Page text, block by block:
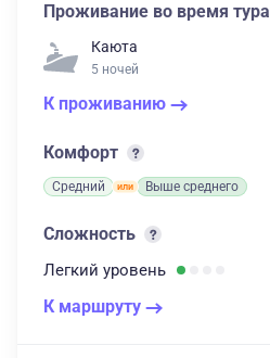
Проживание во время тура
Каюта
5 ночей
К проживанию
Комфорт
Средний Выше среднего
Сложность
Легкий уровень
К маршруту